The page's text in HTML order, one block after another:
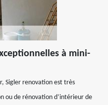
à mini-
Sigler renovation est très
ou de rénovation d’intérieur de